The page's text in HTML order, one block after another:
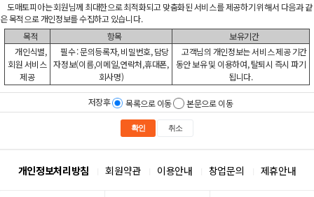
도매토피아는 회원님께 최대한으로 최적화되고 맞춤화된 서비스를 제공하기 위해서 다음과 같
은 목적으로 개인정보를 수집하고 있습니다.
목적
항목
보유기간
개인식별,
회원 서비스
제공
필수 : 문의등록자, 비밀번호, 담당
자정보(이름,이메일,연락처,휴대폰,
회사명)
고객님의 개인정보는 서비스 제공 기간
동안 보유 및 이용하여, 탈퇴시 즉시 파기
됩니다.
저장후 목록으로 이동 본문으로 이동
확인 취소
개인정보처리방침 회원약관 이용안내 창업문의 제휴안내